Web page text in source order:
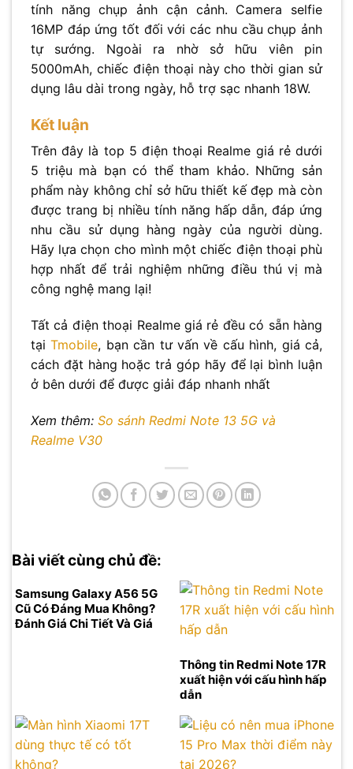
tính năng chụp ảnh cận cảnh. Camera selfie
16MP đáp ứng tốt đối với các nhu cầu chụp ảnh
tự sướng. Ngoài ra nhờ sở hữu viên pin
5000mAh, chiếc điện thoại này cho thời gian sử
dụng lâu dài trong ngày, hỗ trợ sạc nhanh 18W.
Kết luận
Trên đây là top 5 điện thoại Realme giá rẻ dưới
5 triệu mà bạn có thể tham khảo. Những sản
phẩm này không chỉ sở hữu thiết kế đẹp mà còn
được trang bị nhiều tính năng hấp dẫn, đáp ứng
nhu cầu sử dụng hàng ngày của người dùng.
Hãy lựa chọn cho mình một chiếc điện thoại phù
hợp nhất để trải nghiệm những điều thú vị mà
công nghệ mang lại!
Tất cả điện thoại Realme giá rẻ đều có sẵn hàng
tạiTmobile, bạn cần tư vấn về cấu hình, giá cả,
cách đặt hàng hoặc trả góp hãy để lại bình luận
ở bên dưới để được giải đáp nhanh nhất
Xem thêm: So sánh Redmi Note 13 5G và
Realme V30
Bài viết cùng chủ đề:
Samsung Galaxy A56 5G
Cũ Có Đáng Mua Không?
Đánh Giá Chi Tiết Và Giá
Thông tin Redmi Note 17R
xuất hiện với cấu hình hấp
dẫn